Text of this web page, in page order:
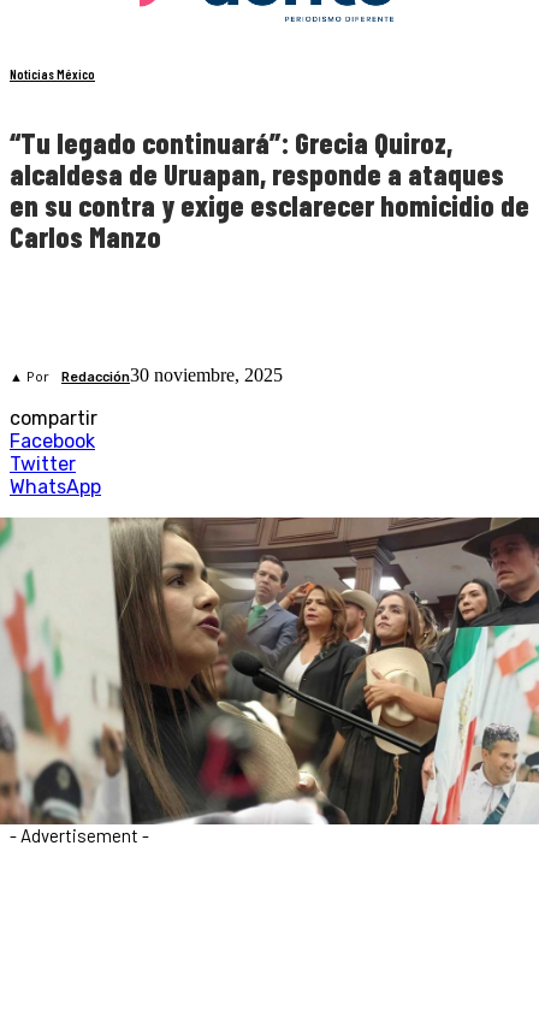
Noticias México
“Tu legado continuará”: Grecia Quiroz,
alcaldesa de Uruapan, responde a ataques
en su contra y exige esclarecer homicidio de
Carlos Manzo
▲ Por Redacción30 noviembre, 2025
compartir
Facebook
Twitter
WhatsApp
- Advertisement -